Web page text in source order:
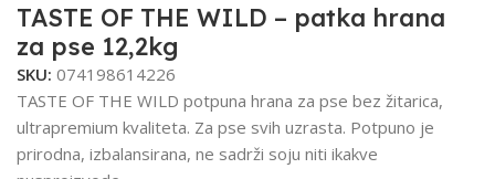
TASTE OF THE WILD – patka hrana
za pse 12,2kg
SKU: 074198614226
TASTE OF THE WILD potpuna hrana za pse bez žitarica,
ultrapremium kvaliteta. Za pse svih uzrasta. Potpuno je
prirodna, izbalansirana, ne sadrži soju niti ikakve